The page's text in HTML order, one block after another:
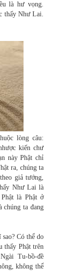
là hư vọng.
thấy Như Lai.
lòng câu:
kiến chư
này Phật chỉ
ra, chúng ta
giả tướng,
Như Lai là
là Phật ở
chúng ta đang
Có thể do
thấy Phật trên
Tu-bồ-đề
không thể